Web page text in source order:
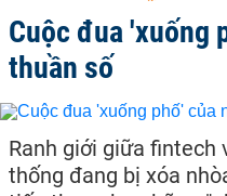
Cuộc đua 'xuống
thuần số
Ranh giới giữa fintech
thống đang bị xóa